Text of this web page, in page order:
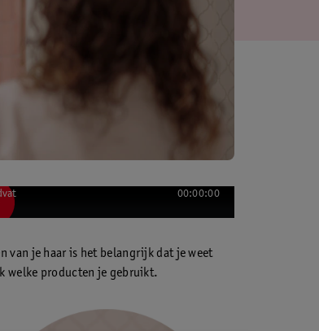
00:00:00
van je haar is het belangrijk dat je weet
welke producten je gebruikt.